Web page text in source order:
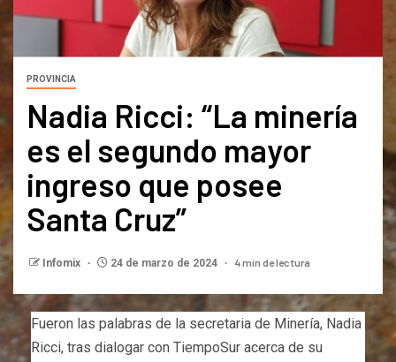
PROVINCIA
Nadia Ricci: “La minería
es el segundo mayor
ingreso que posee
Santa Cruz”
Infomix 24 de marzo de 2024 4 min de lectura
Fueron las palabras de la secretaria de Minería, Nadia
Ricci, tras dialogar con TiempoSur acerca de su